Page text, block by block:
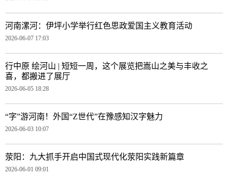
河南漯河：伊坪小学举行红色思政爱国主义教育活动
2026-06-07 17:03
行中原 绘河山 | 短短一周，这个展览把嵩山之美与丰收之
喜，都搬进了展厅
2026-06-05 18:28
“字”游河南！外国“Z世代”在豫感知汉字魅力
2026-06-03 10:07
荥阳：九大抓手开启中国式现代化荥阳实践新篇章
2026-06-01 09:01